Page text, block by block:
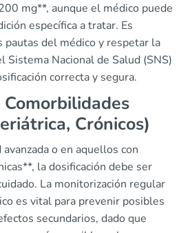
mg**, aunque el médico puede
específica a tratar. Es
pautas del médico y respetar la
Sistema Nacional de Salud (SNS)
correcta y segura.
Crónicos)
o en aquellos con
la dosificación debe ser
La monitorización regular
es vital para prevenir posibles
secundarios, dado que